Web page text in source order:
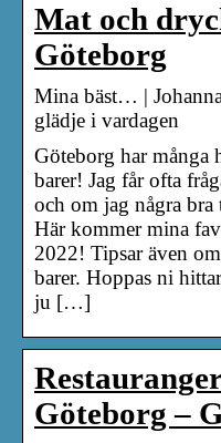
Mat och
Göteborg
Mina bäst… |
glädje i vardagen
Göteborg har många
barer! Jag får ofta
och om jag några
Här kommer mina
2022! Tipsar även
barer. Hoppas ni
ju […]
Göteborg –